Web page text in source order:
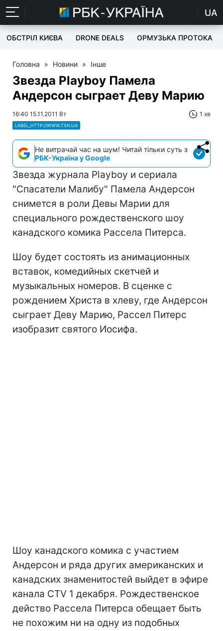
UA
ОБСТРІЛ КИЄВА DRONE DEALS ОРМУЗЬКА ПРОТОКА
Головна » Новини » Інше
Звезда Playboy Памела
Андерсон сыграет Деву Марию
16:40 15.11.2011 Вт 1 хв
LABEL_HTTP://WWW.TSN.UA
Не витрачай час на шум! Читай тільки суть з
РБК-Україна у Google
Звезда журнала Playboy и сериала
"Спасатели Малибу" Памела Андерсон
снимется в роли Девы Марии для
специального рождественского шоу
канадского комика Рассела Питерса.
Шоу будет состоять из анимационных
вставок, комедийных скетчей и
музыкальных номеров. В сценке с
рождением Христа в хлеву, где Андерсон
сыграет Деву Марию, Рассел Питерс
изобразит святого Иосифа.
Шоу канадского комика с участием
Андерсон и ряда других американских и
канадских знаменитостей выйдет в эфире
канала CTV 1 декабря. Рождественское
действо Рассела Питерса обещает быть
не похожим ни на одну из подобных